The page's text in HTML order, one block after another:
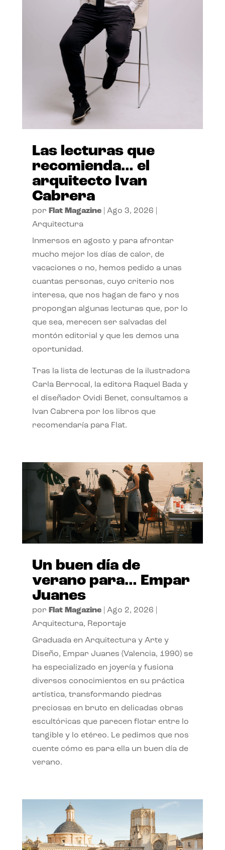
Las lecturas que
recomienda… el
arquitecto Ivan
Cabrera
por Flat Magazine| Ago 3, 2026
Arquitectura
Inmersos en agosto y para afrontar
mucho mejor los días de calor, de
vacaciones o no, hemos pedido a unas
cuantas personas, cuyo criterio nos
interesa, que nos hagan de faro y nos
propongan algunas lecturas que, por lo
que sea, merecen ser salvadas del
montón editorial y que les demos una
oportunidad.
Tras la lista de lecturas de la ilustradora
Carla Berrocal, la editora Raquel Bada y
el diseñador Ovidi Benet, consultamos a
Ivan Cabrera por los libros que
recomendaría para Flat.
Un buen día de
verano para… Empar
Juanes
por Flat Magazine| Ago 2, 2026
Arquitectura, Reportaje
Graduada en Arquitectura y Arte y
Diseño, Empar Juanes (Valencia, 1990) se
ha especializado en joyería y fusiona
diversos conocimientos en su práctica
artística, transformando piedras
preciosas en bruto en delicadas obras
escultóricas que parecen flotar entre lo
tangible y lo etéreo. Le pedimos que nos
cuente cómo es para ella un buen día de
verano.